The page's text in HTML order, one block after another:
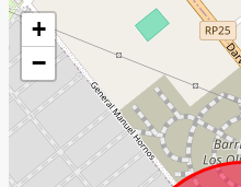
+
−